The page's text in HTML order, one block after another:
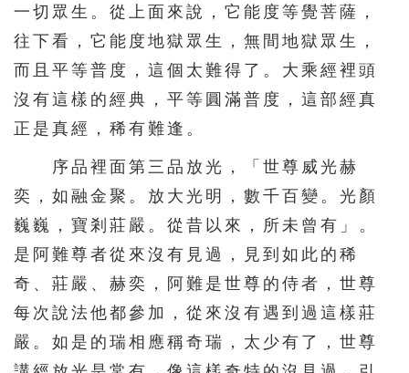
316 317 318 319 320
321 322 323 324 325
326 327
331 332 333 334 335
336 337 338 339 340
341 342 343 344 345
351 352 353 354 355
356 357 358 359 360
一切眾生。從上面來說，它能度等覺菩薩，
往下看，它能度地獄眾生，無間地獄眾生，
而且平等普度，這個太難得了。大乘經裡頭
沒有這樣的經典，平等圓滿普度，這部經真
正是真經，稀有難逢。
序品裡面第三品放光，「世尊威光赫
奕，如融金聚。放大光明，數千百變。光顏
巍巍，寶剎莊嚴。從昔以來，所未曾有」。
是阿難尊者從來沒有見過，見到如此的稀
奇、莊嚴、赫奕，阿難是世尊的侍者，世尊
每次說法他都參加，從來沒有遇到過這樣莊
嚴。如是的瑞相應稱奇瑞，太少有了，世尊